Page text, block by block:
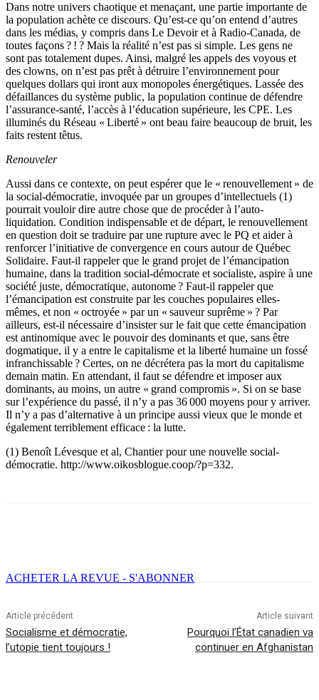
Dans notre univers chaotique et menaçant, une partie importante de
la population achète ce discours. Qu’est-ce qu’on entend d’autres
dans les médias, y compris dans Le Devoir et à Radio-Canada, de
toutes façons ? ! ? Mais la réalité n’est pas si simple. Les gens ne
sont pas totalement dupes. Ainsi, malgré les appels des voyous et
des clowns, on n’est pas prêt à détruire l’environnement pour
quelques dollars qui iront aux monopoles énergétiques. Lassée des
défaillances du système public, la population continue de défendre
l’assurance-santé, l’accès à l’éducation supérieure, les CPE. Les
illuminés du Réseau « Liberté » ont beau faire beaucoup de bruit, les
faits restent têtus.
Renouveler
Aussi dans ce contexte, on peut espérer que le « renouvellement » de
la social-démocratie, invoquée par un groupes d’intellectuels (1)
pourrait vouloir dire autre chose que de procéder à l’auto-
liquidation. Condition indispensable et de départ, le renouvellement
en question doit se traduire par une rupture avec le PQ et aider à
renforcer l’initiative de convergence en cours autour de Québec
Solidaire. Faut-il rappeler que le grand projet de l’émancipation
humaine, dans la tradition social-démocrate et socialiste, aspire à une
société juste, démocratique, autonome ? Faut-il rappeler que
l’émancipation est construite par les couches populaires elles-
mêmes, et non « octroyée » par un « sauveur suprême » ? Par
ailleurs, est-il nécessaire d’insister sur le fait que cette émancipation
est antinomique avec le pouvoir des dominants et que, sans être
dogmatique, il y a entre le capitalisme et la liberté humaine un fossé
infranchissable ? Certes, on ne décrétera pas la mort du capitalisme
demain matin. En attendant, il faut se défendre et imposer aux
dominants, au moins, un autre « grand compromis ». Si on se base
sur l’expérience du passé, il n’y a pas 36 000 moyens pour y arriver.
Il n’y a pas d’alternative à un principe aussi vieux que le monde et
également terriblement efficace : la lutte.
(1) Benoît Lévesque et al, Chantier pour une nouvelle social-
démocratie. http://www.oikosblogue.coop/?p=332.
ACHETER LA REVUE - S'ABONNER
Article précédent
Socialisme et démocratie,
l’utopie tient toujours !
Article suivant
Pourquoi l’État canadien va
continuer en Afghanistan